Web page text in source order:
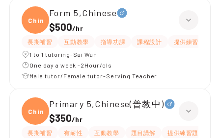
Chine
Form 5,Chinese
$500/hr
長期補習 互動教學 指導功課 課程設計
提供練習題/試題
1 to 1 tutoring-Sai Wan
One day a week -2Hour/cls
Male tutor/Female tutor-Serving Teacher
Chine
Primary 5,Chinese(普教中)
$350/hr
長期補習 有耐性 互動教學 題目講解
提供練習題/試題